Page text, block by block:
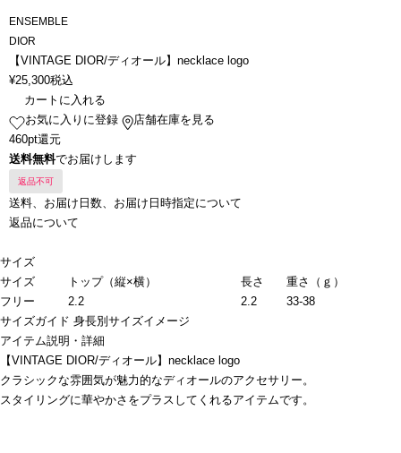
ENSEMBLE
DIOR
【VINTAGE DIOR/ディオール】necklace logo
¥25,300税込
カートに入れる
お気に入りに登録
店舗在庫を見る
460pt還元
送料無料でお届けします
返品不可
送料、お届け日数、お届け日時指定について
返品について
サイズ
サイズ
トップ（縦×横） 長さ
重さ（ｇ）
フリー
2.2 2.2
33-38
サイズガイド 身長別サイズイメージ
アイテム説明・詳細
【VINTAGE DIOR/ディオール】necklace logo
クラシックな雰囲気が魅力的なディオールのアクセサリー。
スタイリングに華やかさをプラスしてくれるアイテムです。